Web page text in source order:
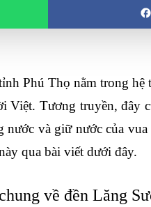
Phú Thọ nằm trong
Việt. Tương truyền, đây
và giữ nước của
qua bài viết dưới đây.
về đền Lăng